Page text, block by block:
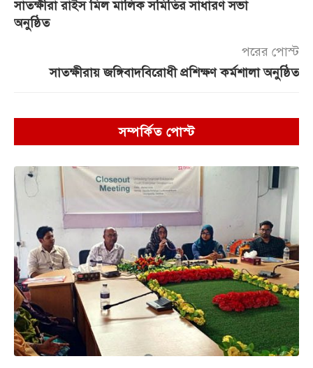
সাতক্ষীরা রাইস মিল মালিক সমিতির সাধারণ সভা
অনুষ্ঠিত
পরের পোস্ট
সাতক্ষীরায় জঙ্গিবাদবিরোধী প্রশিক্ষণ কর্মশালা অনুষ্ঠিত
সম্পর্কিত পোস্ট